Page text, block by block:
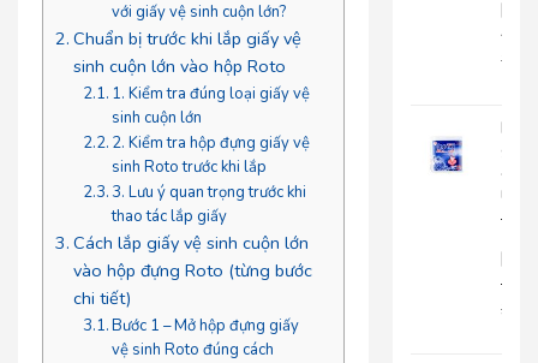
với giấy vệ sinh cuộn lớn?
Chuẩn bị trước khi lắp giấy vệ
sinh cuộn lớn vào hộp Roto
1. Kiểm tra đúng loại giấy vệ
sinh cuộn lớn
2. Kiểm tra hộp đựng giấy vệ
sinh Roto trước khi lắp
3. Lưu ý quan trọng trước khi
thao tác lắp giấy
Cách lắp giấy vệ sinh cuộn lớn
vào hộp đựng Roto (từng bước
chi tiết)
Bước 1 – Mở hộp đựng giấy
vệ sinh Roto đúng cách
|
AK703
Khăn
giấy
ăn
rút
|
JP500X